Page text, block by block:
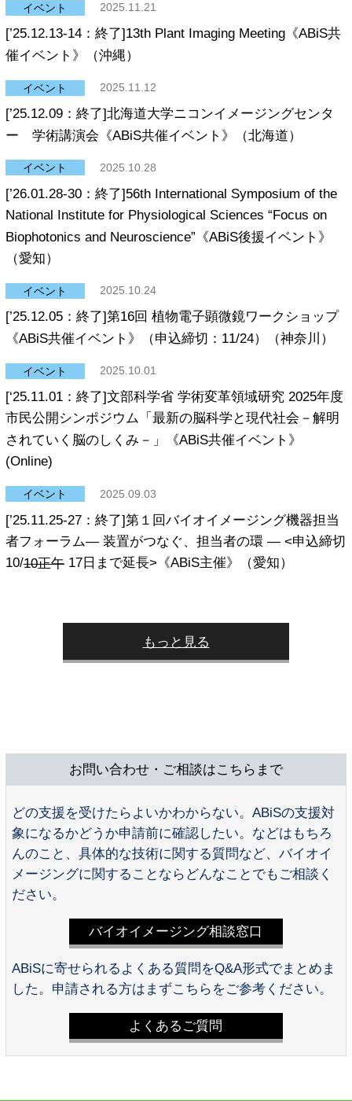
国際連携構築に向けたABiSの活動
リンク集
お問い合わせ
サイトポリシー
Powered by
Translate
イベント 2025.11.21
[’25.12.13-14：終了]13th Plant Imaging Meeting《ABiS共
催イベント》（沖縄）
イベント 2025.11.12
[’25.12.09：終了]北海道大学ニコンイメージングセンタ
ー 学術講演会《ABiS共催イベント》（北海道）
イベント 2025.10.28
[’26.01.28-30：終了]56th International Symposium of the
National Institute for Physiological Sciences “Focus on
Biophotonics and Neuroscience”《ABiS後援イベント》
（愛知）
イベント 2025.10.24
[’25.12.05：終了]第16回 植物電子顕微鏡ワークショップ
《ABiS共催イベント》（申込締切：11/24）（神奈川）
イベント 2025.10.01
[‘25.11.01：終了]文部科学省 学術変革領域研究 2025年度
市民公開シンポジウム「最新の脳科学と現代社会－解明
されていく脳のしくみ－」《ABiS共催イベント》
(Online)
イベント 2025.09.03
[’25.11.25-27：終了]第１回バイオイメージング機器担当
者フォーラム― 装置がつなぐ、担当者の環 ― <申込締切
10/10正午17日まで延長>《ABiS主催》（愛知）
もっと見る
お問い合わせ・ご相談はこちらまで
どの支援を受けたらよいかわからない。ABiSの支援対
象になるかどうか申請前に確認したい。などはもちろ
んのこと、具体的な技術に関する質問など、バイオイ
メージングに関することならどんなことでもご相談く
ださい。
バイオイメージング相談窓口
ABiSに寄せられるよくある質問をQ&A形式でまとめま
した。申請される方はまずこちらをご参考ください。
よくあるご質問